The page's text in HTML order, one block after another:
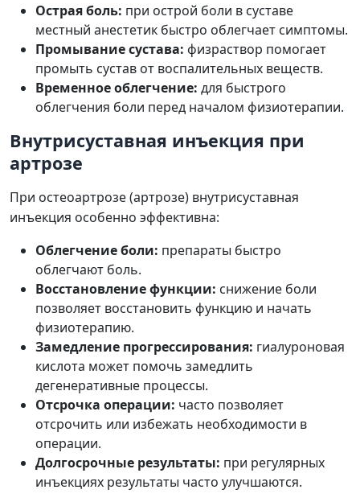
Острая боль: при острой боли в суставе
местный анестетик быстро облегчает симптомы.
Промывание сустава: физраствор помогает
промыть сустав от воспалительных веществ.
Временное облегчение: для быстрого
облегчения боли перед началом физиотерапии.
Внутрисуставная инъекция при
артрозе
При остеоартрозе (артрозе) внутрисуставная
инъекция особенно эффективна:
Облегчение боли: препараты быстро
облегчают боль.
Восстановление функции: снижение боли
позволяет восстановить функцию и начать
физиотерапию.
Замедление прогрессирования: гиалуроновая
кислота может помочь замедлить
дегенеративные процессы.
Отсрочка операции: часто позволяет
отсрочить или избежать необходимости в
операции.
Долгосрочные результаты: при регулярных
инъекциях результаты часто улучшаются.